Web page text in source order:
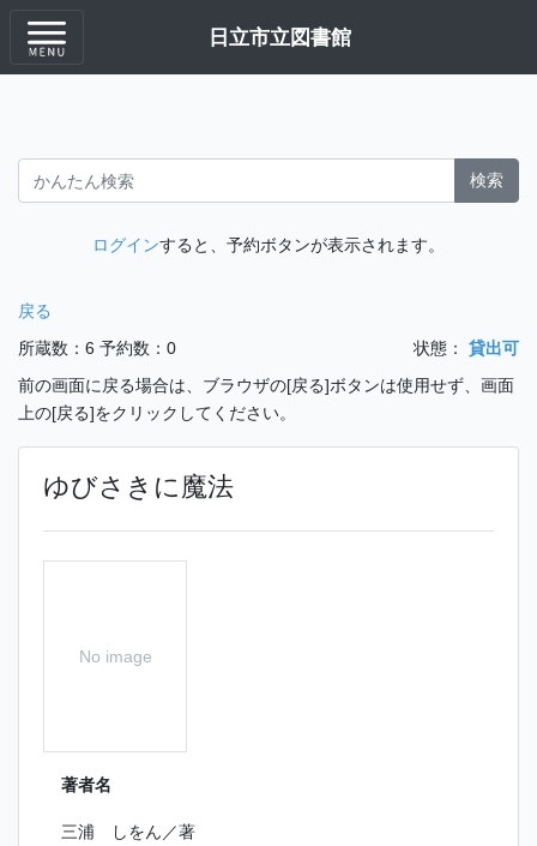
日立市立図書館
検索
ログインすると、予約ボタンが表示されます。
戻る
所蔵数：6 予約数：0 状態：
貸出可
前の画面に戻る場合は、ブラウザの[戻る]ボタンは使用せず、画面
上の[戻る]をクリックしてください。
ゆびさきに魔法
No image
著者名
三浦 しをん／著